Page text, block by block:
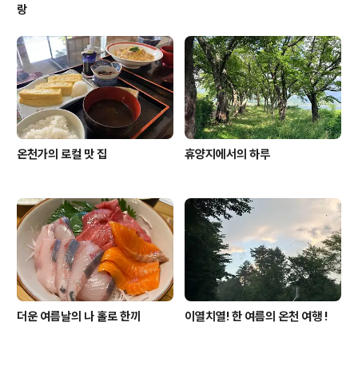
랑
온천가의 로컬 맛 집 휴양지에서의 하루
더운 여름날의 나 홀로 한끼 이열치열! 한 여름의 온천 여행 !